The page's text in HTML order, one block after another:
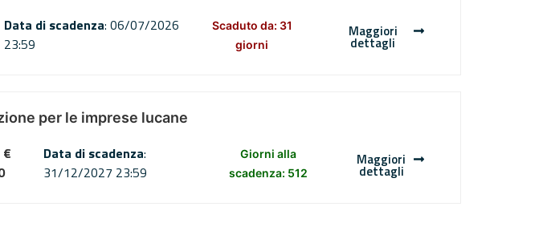
Data di scadenza: 06/07/2026
23:59
Scaduto da: 31
giorni
Maggiori
dettagli
per le imprese lucane
€
Data di scadenza:
31/12/2027 23:59
Giorni alla
scadenza: 512
Maggiori
dettagli